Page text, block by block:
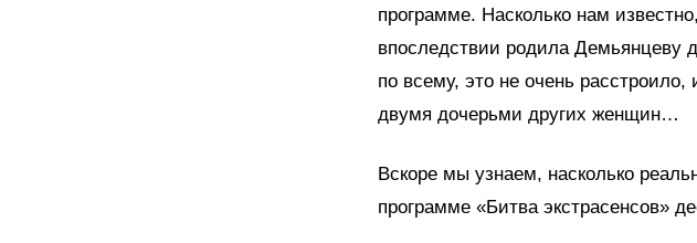
программе. Насколько нам
впоследствии родила Демьянцеву
по всему, это не очень
двумя дочерьми других женщин…
Вскоре мы узнаем, насколько
программе «Битва экстрасенсов»